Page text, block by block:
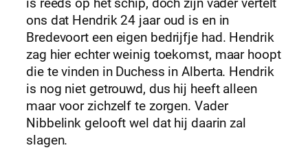
is reeds op het schip, doch zijn vader vertelt
ons dat Hendrik 24 jaar oud is en in
Bredevoort een eigen bedrijfje had. Hendrik
zag hier echter weinig toekomst, maar hoopt
die te vinden in Duchess in Alberta. Hendrik
is nog niet getrouwd, dus hij heeft alleen
maar voor zichzelf te zorgen. Vader
Nibbelink gelooft wel dat hij daarin zal
slagen.